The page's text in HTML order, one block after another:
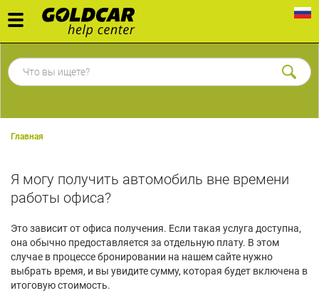
Toggle
navigation
Главная
Я могу получить автомобиль вне времени
работы офиса?
Это зависит от офиса получения. Если такая услуга доступна,
она обычно предоставляется за отдельную плату. В этом
случае в процессе бронировании на нашем сайте нужно
выбрать время, и вы увидите сумму, которая будет включена в
итоговую стоимость.